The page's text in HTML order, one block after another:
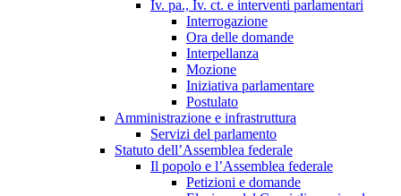
Iv. pa., Iv. ct. e interventi parlamentari
Interrogazione
Ora delle domande
Interpellanza
Mozione
Iniziativa parlamentare
Postulato
Amministrazione e infrastruttura
Servizi del parlamento
Statuto dell’Assemblea federale
Il popolo e l’Assemblea federale
Petizioni e domande